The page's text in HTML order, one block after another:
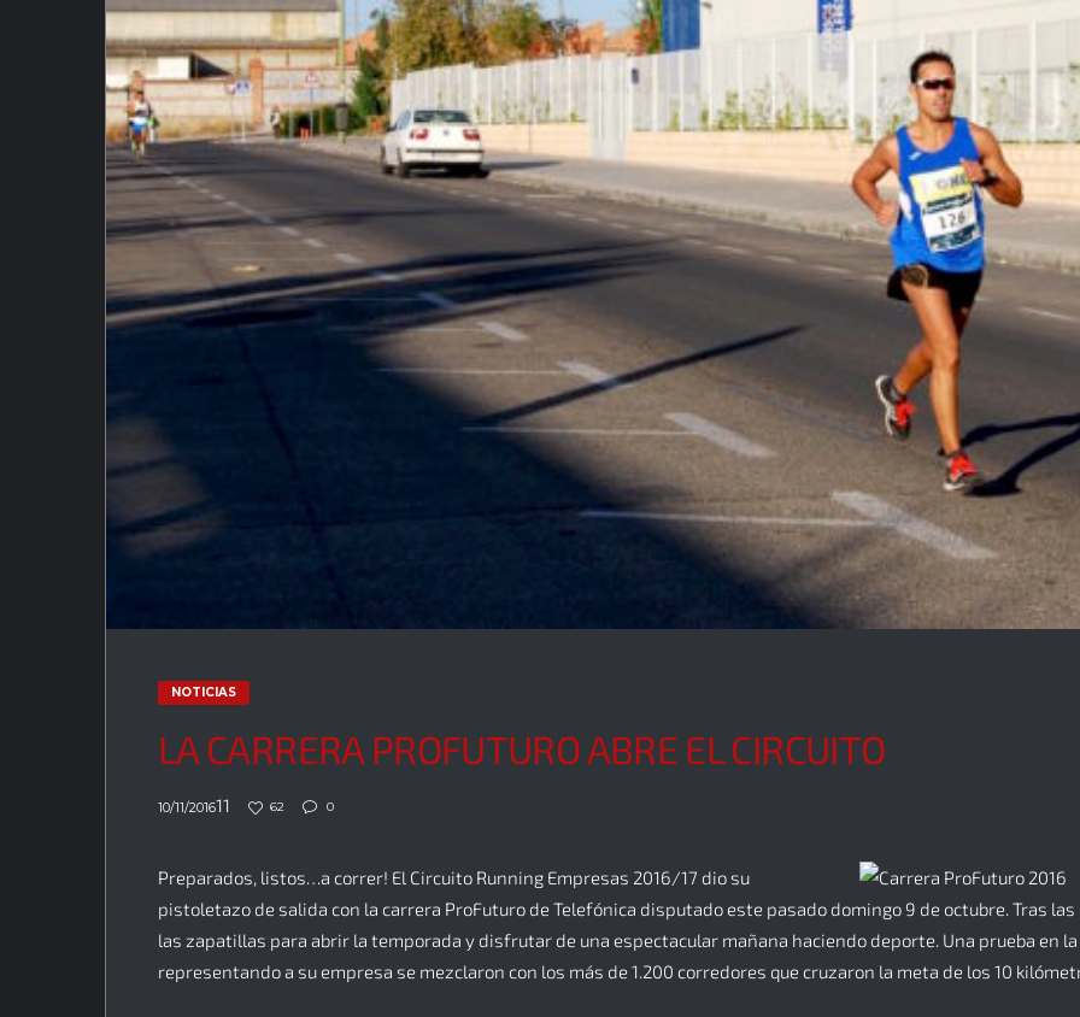
NOTICIAS
LA CARRERA PROFUTURO ABRE EL CIRCUITO
10/11/201611 62 0
Preparados, listos…a correr! El Circuito Running Empresas 2016/17 dio su
pistoletazo de salida con la carrera ProFuturo de Telefónica disputado este pasado domingo 9 de octubre. Tras
las zapatillas para abrir la temporada y disfrutar de una espectacular mañana haciendo deporte. Una prueba en
representando a su empresa se mezclaron con los más de 1.200 corredores que cruzaron la meta de los 10